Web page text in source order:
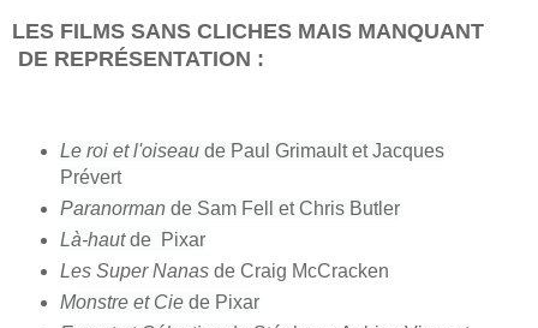
LES FILMS SANS CLICHES MAIS MANQUANT
DE REPRÉSENTATION :
Le roi et l'oiseau de Paul Grimault et Jacques
Prévert
Paranorman de Sam Fell et Chris Butler
Là-hautde Pixar
Les Super Nanasde Craig McCracken
Monstre et Ciede Pixar